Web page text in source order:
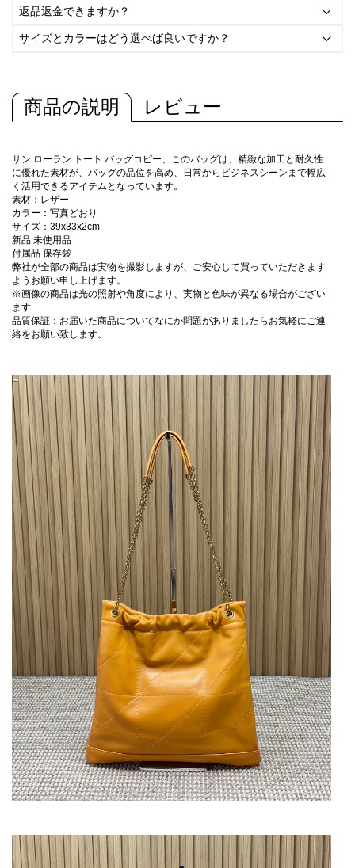
返品返金できますか？ 
サイズとカラーはどう選べば良いですか？ 
商品の説明 レビュー
サン ローラン トート バッグコピー、このバッグは、精緻な加工と耐久性
に優れた素材が、バッグの品位を高め、日常からビジネスシーンまで幅広
く活用できるアイテムとなっています。
素材：レザー
カラー：写真どおり
サイズ：39x33x2cm
新品 未使用品
付属品 保存袋
弊社が全部の商品は実物を撮影しますが、ご安心して買っていただきます
ようお願い申し上げます。
※画像の商品は光の照射や角度により、実物と色味が異なる場合がござい
ます
品質保証：お届いた商品についてなにか問題がありましたらお気軽にご連
絡をお願い致します。